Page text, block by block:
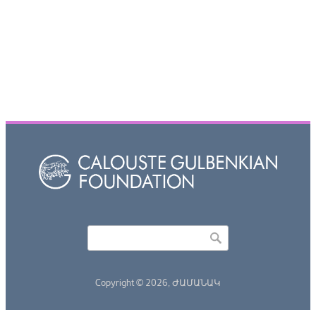
Copyright © 2026, ԺԱՄԱՆԱԿ